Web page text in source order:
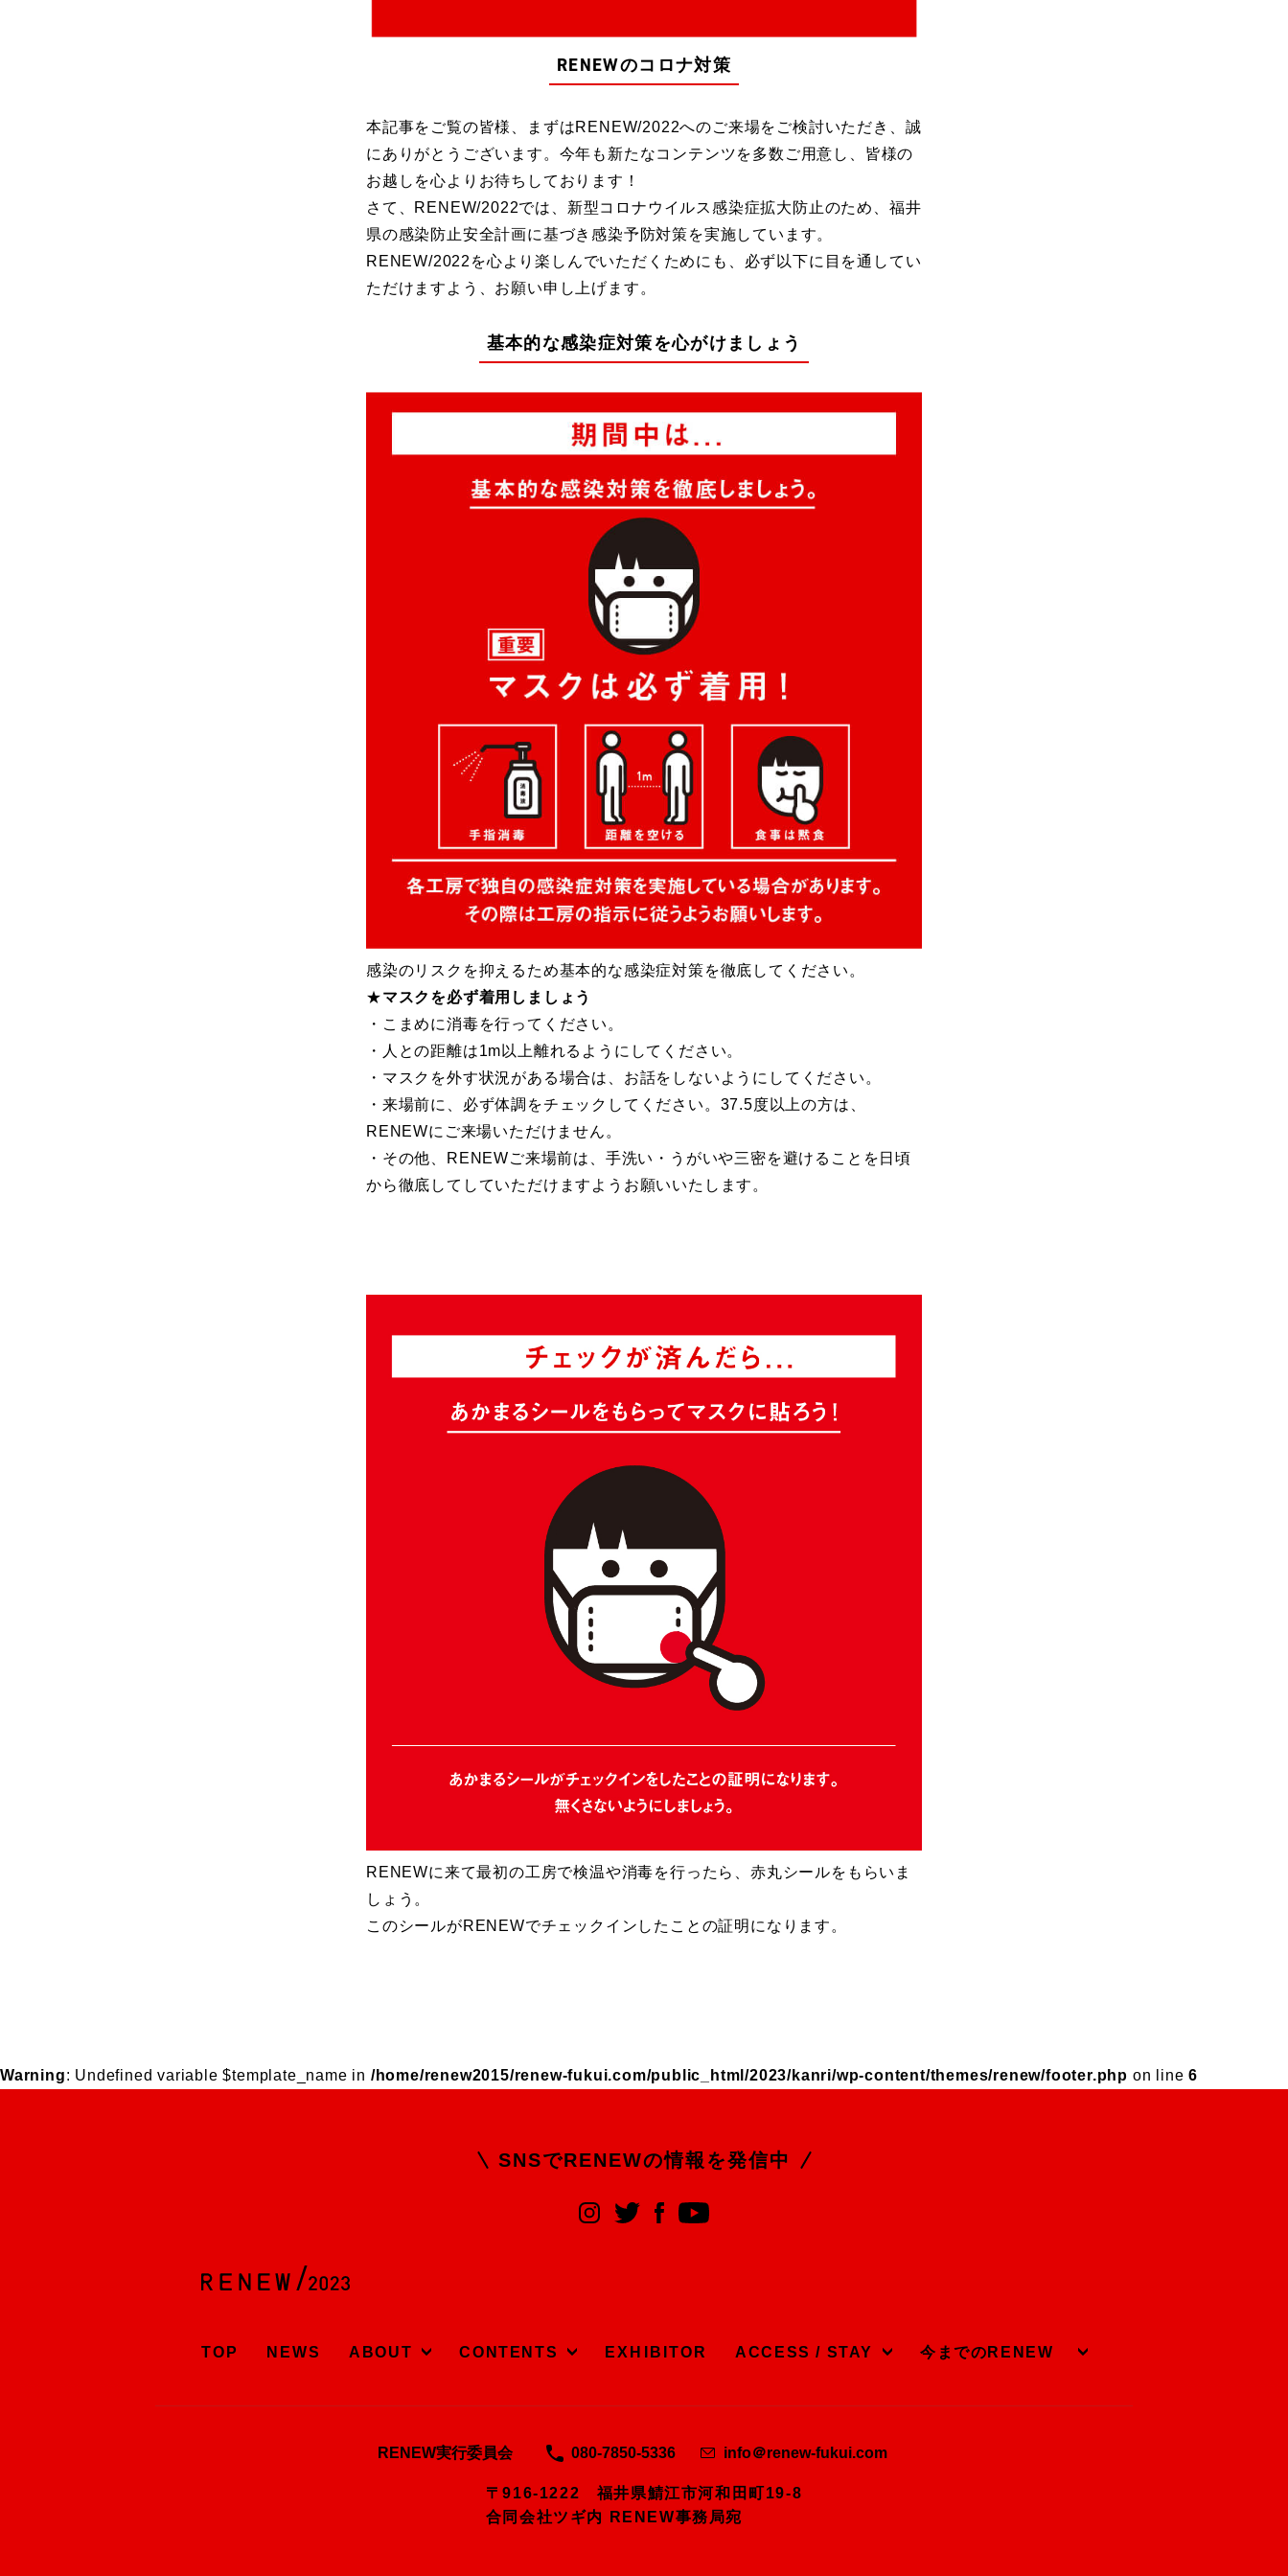
RENEWのコロナ対策
本記事をご覧の皆様、まずはRENEW/2022へのご来場をご検討いただき、誠
にありがとうございます。今年も新たなコンテンツを多数ご用意し、皆様の
お越しを心よりお待ちしております！
さて、RENEW/2022では、新型コロナウイルス感染症拡大防止のため、福井
県の感染防止安全計画に基づき感染予防対策を実施しています。
RENEW/2022を心より楽しんでいただくためにも、必ず以下に目を通してい
ただけますよう、お願い申し上げます。
基本的な感染症対策を心がけましょう
感染のリスクを抑えるため基本的な感染症対策を徹底してください。
★マスクを必ず着用しましょう
・こまめに消毒を行ってください。
・人との距離は1m以上離れるようにしてください。
・マスクを外す状況がある場合は、お話をしないようにしてください。
・来場前に、必ず体調をチェックしてください。37.5度以上の方は、
RENEWにご来場いただけません。
・その他、RENEWご来場前は、手洗い・うがいや三密を避けることを日頃
から徹底してしていただけますようお願いいたします。
RENEWに来て最初の工房で検温や消毒を行ったら、赤丸シールをもらいま
しょう。
このシールがRENEWでチェックインしたことの証明になります。
Warning: Undefined variable $template_name in /home/renew2015/renew-fukui.com/public_html/2023/kanri/wp-content/themes/renew/footer.php on line6
SNSでRENEWの情報を発信中
TOP NEWS ABOUT CONTENTS EXHIBITOR ACCESS / STAY 今までのRENEW
RENEW実行委員会 080-7850-5336 info＠renew-fukui.com
〒916-1222 福井県鯖江市河和田町19-8
合同会社ツギ内 RENEW事務局宛